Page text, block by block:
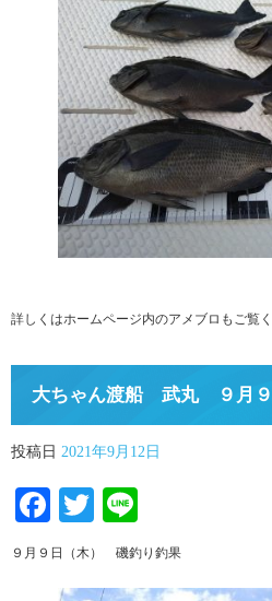
詳しくはホームページ内のアメブロもご覧
大ちゃん渡船 武丸 ９月
投稿日 2021年9月12日
Facebook
Twitter
９月９日（木） 磯釣り釣果